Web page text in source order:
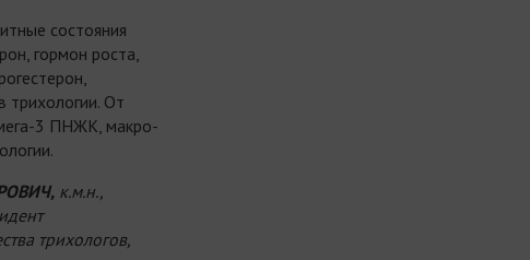
состояния
гормон роста,
трихологии. От
3 ПНЖК, макро-
к.м.н.,
трихологов,